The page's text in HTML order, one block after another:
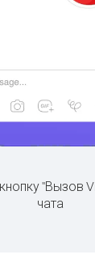
"Вызов
чата